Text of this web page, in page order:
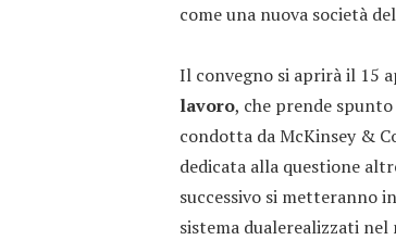
come una nuova società
Il convegno si aprirà il 15
lavoro, che prende
condotta da McKinsey &
dedicata alla questione
successivo si metteranno
sistema dualerealizzati nel